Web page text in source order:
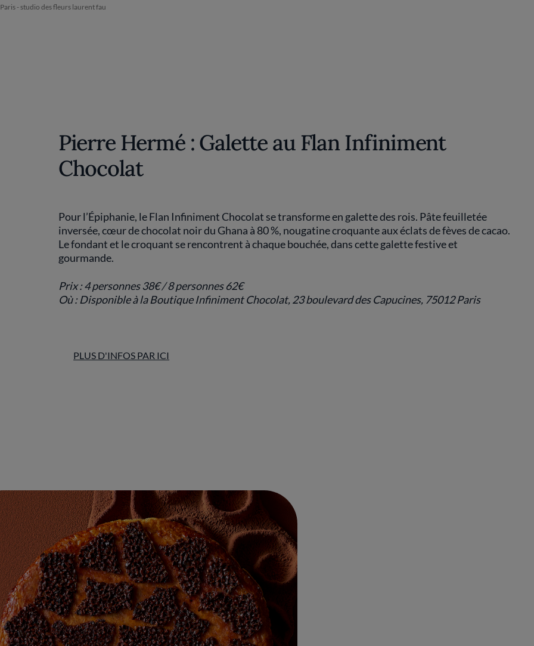
- studio des fleurs laurent fau
Pierre Hermé : Galette au Flan Infiniment
Chocolat
Pour l’Épiphanie, le Flan Infiniment Chocolat se transforme en galette des rois. Pâte feuilletée
inversée, cœur de chocolat noir du Ghana à 80 %, nougatine croquante aux éclats de fèves de cacao.
Le fondant et le croquant se rencontrent à chaque bouchée, dans cette galette festive et
gourmande.
Prix : 4 personnes 38€ / 8 personnes 62€
Où : Disponible à la Boutique Infiniment Chocolat, 23 boulevard des Capucines, 75012 Paris
PLUS D'INFOS PAR ICI